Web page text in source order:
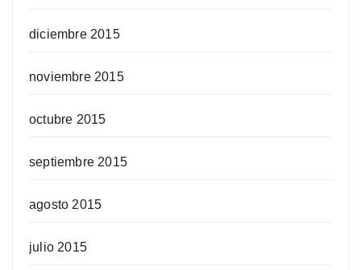
diciembre 2015
noviembre 2015
octubre 2015
septiembre 2015
agosto 2015
julio 2015